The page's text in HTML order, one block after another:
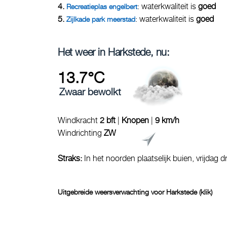
4. Recreatieplas engelbert: waterkwaliteit is goed
5. Zijlkade park meerstad: waterkwaliteit is goed
Het weer in Harkstede, nu:
13.7°C
Zwaar bewolkt
Windkracht 2 bft | Knopen | 9 km/h
Windrichting ZW
Straks: In het noorden plaatselijk buien, vrijdag
Uitgebreide weersverwachting voor Harkstede (klik)